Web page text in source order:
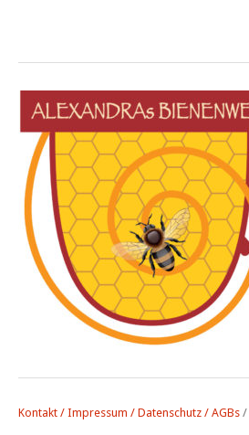
Kontakt / Impressum / Datenschutz / AGBs /